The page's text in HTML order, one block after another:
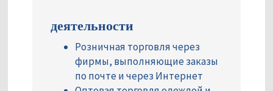
деятельности
Розничная торговля через
фирмы, выполняющие заказы
по почте и через Интернет